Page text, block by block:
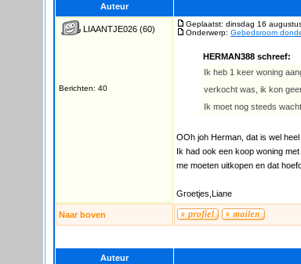
Auteur
LIAANTJE026 (60)
Berichten: 40
Geplaatst: dinsdag 16
Onderwerp: Gebedsroom
HERMAN388 schreef:
Ik heb 1 keer woning
verkocht was, ik kon
Ik moet nog steeds
OOh joh Herman, dat is wel
Ik had ook een koop woning
me moeten uitkopen en dat
Groetjes,Liane
Naar boven
Auteur